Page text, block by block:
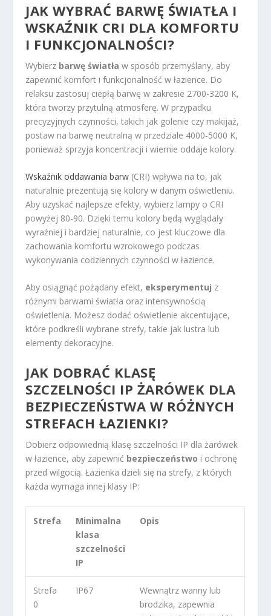
JAK WYBRAĆ BARWĘ ŚWIATŁA I
WSKAŹNIK CRI DLA KOMFORTU
I FUNKCJONALNOŚCI?
Wybierz barwę światła w sposób przemyślany, aby
zapewnić komfort i funkcjonalność w łazience. Do
relaksu zastosuj ciepłą barwę w zakresie 2700-3200 K,
która tworzy przytulną atmosferę. W przypadku
precyzyjnych czynności, takich jak golenie czy makijaż,
postaw na barwę neutralną w przedziale 4000-5000 K,
ponieważ sprzyja koncentracji i wiernie oddaje kolory.
Wskaźnik oddawania barw (CRI) wpływa na to, jak
naturalnie prezentują się kolory w danym oświetleniu.
Aby uzyskać najlepsze efekty, wybierz lampy o CRI
powyżej 80-90. Dzięki temu kolory będą wyglądały
wyraźniej i bardziej naturalnie, co jest kluczowe dla
zachowania komfortu wzrokowego podczas
wykonywania codziennych czynności w łazience.
Aby osiągnąć pożądany efekt, eksperymentuj z
różnymi barwami światła oraz intensywnością
oświetlenia. Możesz dodać oświetlenie akcentujące,
które podkreśli wybrane strefy, takie jak lustra lub
elementy dekoracyjne.
JAK DOBRAĆ KLASĘ
SZCZELNOŚCI IP ŻARÓWEK DLA
BEZPIECZEŃSTWA W RÓŻNYCH
STREFACH ŁAZIENKI?
Dobierz odpowiednią klasę szczelności IP dla żarówek
w łazience, aby zapewnić bezpieczeństwo i ochronę
przed wilgocią. Łazienka dzieli się na strefy, z których
każda wymaga innej klasy IP:
Strefa
Minimalna
klasa
szczelności
IP
Opis
Strefa
0
IP67
Wewnątrz wanny lub
brodzika, zapewnia